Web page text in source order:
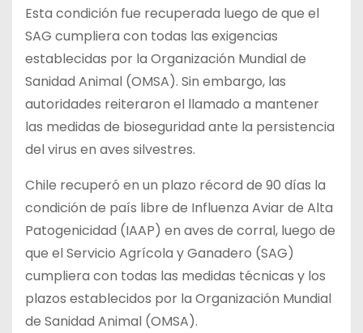
Esta condición fue recuperada luego de que el
SAG cumpliera con todas las exigencias
establecidas por la Organización Mundial de
Sanidad Animal (OMSA). Sin embargo, las
autoridades reiteraron el llamado a mantener
las medidas de bioseguridad ante la persistencia
del virus en aves silvestres.
Chile recuperó en un plazo récord de 90 días la
condición de país libre de Influenza Aviar de Alta
Patogenicidad (IAAP) en aves de corral, luego de
que el Servicio Agrícola y Ganadero (SAG)
cumpliera con todas las medidas técnicas y los
plazos establecidos por la Organización Mundial
de Sanidad Animal (OMSA).